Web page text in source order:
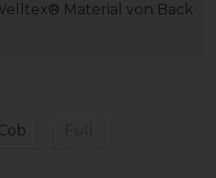
Material von Back